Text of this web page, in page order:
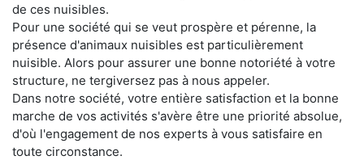
de ces nuisibles.
Pour une société qui se veut prospère et pérenne, la
présence d'animaux nuisibles est particulièrement
nuisible. Alors pour assurer une bonne notoriété à votre
structure, ne tergiversez pas à nous appeler.
Dans notre société, votre entière satisfaction et la bonne
marche de vos activités s'avère être une priorité absolue,
d'où l'engagement de nos experts à vous satisfaire en
toute circonstance.